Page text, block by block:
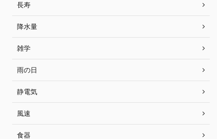
長寿
降水量
雑学
雨の日
静電気
風速
食器